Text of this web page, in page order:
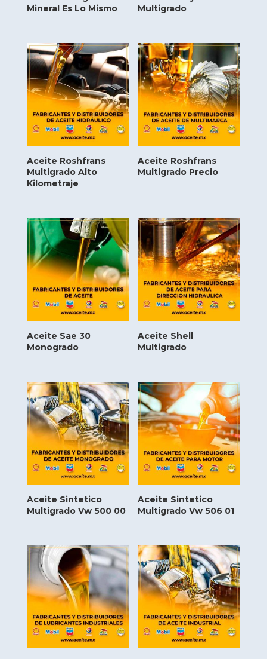
Mineral Es Lo Mismo
Multigrado
Aceite Roshfrans
Multigrado Alto
Kilometraje
Aceite Roshfrans
Multigrado Precio
Aceite Sae 30
Monogrado
Aceite Shell
Multigrado
Aceite Sintetico
Multigrado Vw 500 00
Aceite Sintetico
Multigrado Vw 506 01